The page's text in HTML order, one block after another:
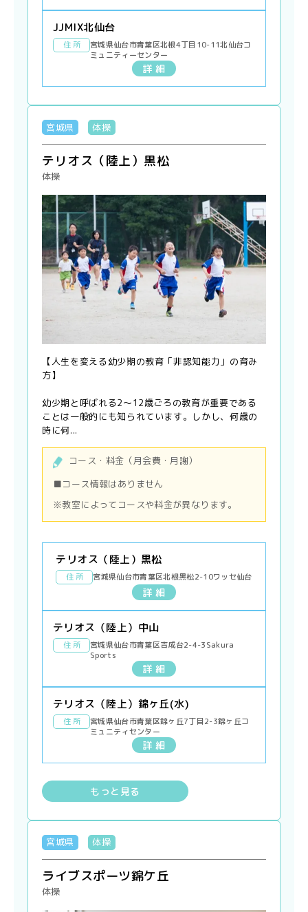
JJMIX北仙台
住 所
宮城県仙台市青葉区北根4丁目10-11北仙台コ
ミュニティーセンター
詳 細
宮城県 体操
テリオス（陸上）黒松
体操
【人生を変える幼少期の教育「非認知能力」の育み
方】
幼少期と呼ばれる2〜12歳ごろの教育が重要である
ことは一般的にも知られています。しかし、何歳の
時に何...
コース・料金（月会費・月謝）
■コース情報はありません
※教室によってコースや料金が異なります。
テリオス（陸上）黒松
住 所 宮城県仙台市青葉区北根黒松2-10ワッセ仙台
詳 細
テリオス（陸上）中山
住 所
宮城県仙台市青葉区吉成台2-4-3Sakura
Sports
詳 細
テリオス（陸上）錦ヶ丘(水)
住 所
宮城県仙台市青葉区錦ヶ丘7丁目2-3錦ヶ丘コ
ミュニティセンター
詳 細
もっと見る
宮城県 体操
ライブスポーツ錦ケ丘
体操